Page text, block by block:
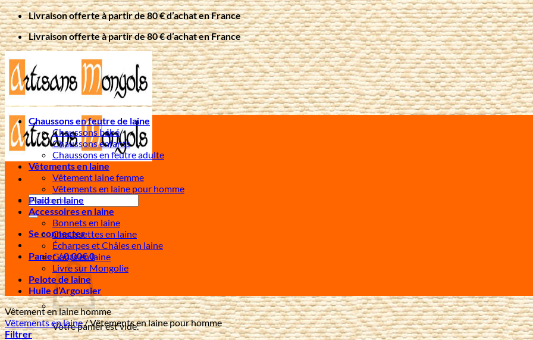
Passer
au
contenu
Livraison offerte à partir de 80 € d’achat en France
Livraison offerte à partir de 80 € d’achat en France
Recherche
pour :
Se connecter
Panier /0,00€0
Votre panier est vide.
Chaussons en feutre de laine
Chaussons bébé
Chaussons enfants
Chaussons en feutre adulte
Vêtements en laine
Vêtement laine femme
Vêtements en laine pour homme
Plaid en laine
Accessoires en laine
Bonnets en laine
Chaussettes en laine
Écharpes et Châles en laine
Gants en laine
Livre sur Mongolie
Pelote de laine
Huile d’Argousier
Vêtement en laine homme
Vêtements en laine/Vêtements en laine pour homme
Filtrer